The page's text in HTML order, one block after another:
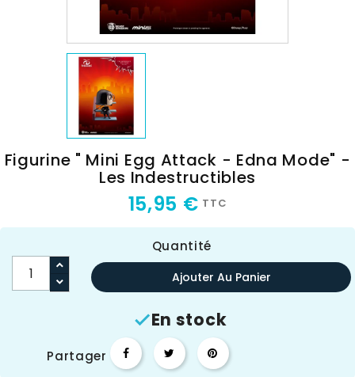
Figurine " Mini Egg Attack - Edna Mode" -
Les Indestructibles
15,95 € TTC
Quantité
Ajouter Au Panier
En stock
Partager